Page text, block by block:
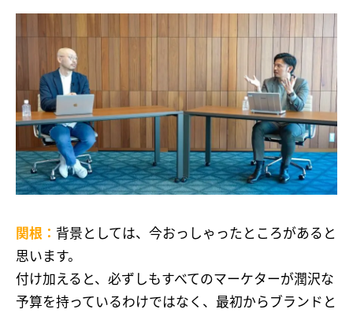
関根： 背景としては、今おっしゃったところがあると
思います。
付け加えると、必ずしもすべてのマーケターが潤沢な
予算を持っているわけではなく、最初からブランドと